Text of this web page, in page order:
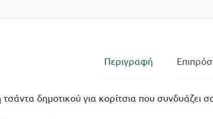
Περιγραφή
δημοτικού για κορίτσια που συνδυάζει